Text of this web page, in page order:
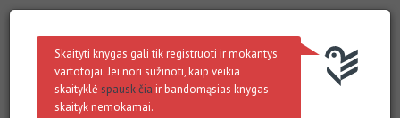
Skaityti knygas gali tik registruoti ir mokantys
vartotojai. Jei nori sužinoti, kaip veikia
skaityklė spausk čia ir bandomąsias knygas
skaityk nemokamai.